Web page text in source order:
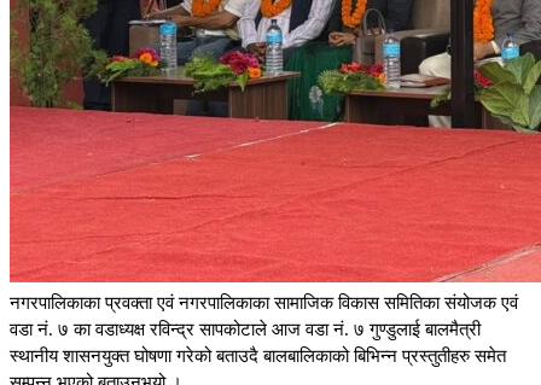
नगरपालिकाका प्रवक्ता एवं नगरपालिकाका सामाजिक विकास समितिका संयोजक एवं
वडा नं. ७ का वडाध्यक्ष रविन्द्र सापकोटाले आज वडा नं. ७ गुण्डुलाई बालमैत्री
स्थानीय शासनयुक्त घोषणा गरेको बताउदै बालबालिकाको बिभिन्न प्रस्तुतीहरु समेत